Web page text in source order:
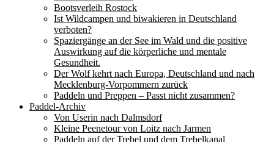
Bootsverleih Rostock
Ist Wildcampen und biwakieren in Deutschland
verboten?
Spaziergänge an der See im Wald und die positive
Auswirkung auf die körperliche und mentale
Gesundheit.
Der Wolf kehrt nach Europa, Deutschland und nach
Mecklenburg-Vorpommern zurück
Paddeln und Preppen – Passt nicht zusammen?
Paddel-Archiv
Von Userin nach Dalmsdorf
Kleine Peenetour von Loitz nach Jarmen
Paddeln auf der Trebel und dem Trebelkanal